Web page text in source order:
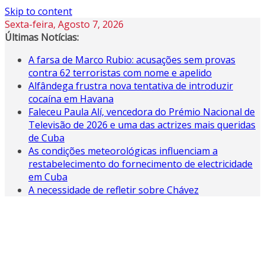
Skip to content
Sexta-feira, Agosto 7, 2026
Últimas Notícias:
A farsa de Marco Rubio: acusações sem provas
contra 62 terroristas com nome e apelido
Alfândega frustra nova tentativa de introduzir
cocaína em Havana
Faleceu Paula Alí, vencedora do Prémio Nacional de
Televisão de 2026 e uma das actrizes mais queridas
de Cuba
As condições meteorológicas influenciam a
restabelecimento do fornecimento de electricidade
em Cuba
A necessidade de refletir sobre Chávez